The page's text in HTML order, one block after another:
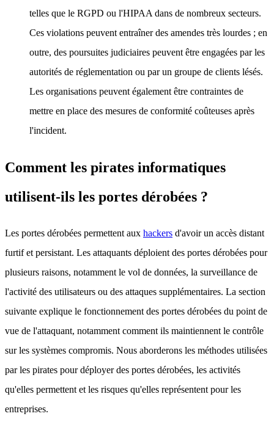
telles que le RGPD ou l'HIPAA dans de nombreux secteurs.
Ces violations peuvent entraîner des amendes très lourdes ; en
outre, des poursuites judiciaires peuvent être engagées par les
autorités de réglementation ou par un groupe de clients lésés.
Les organisations peuvent également être contraintes de
mettre en place des mesures de conformité coûteuses après
l'incident.
Comment les pirates informatiques
utilisent-ils les portes dérobées ?
Les portes dérobées permettent aux hackers d'avoir un accès distant
furtif et persistant. Les attaquants déploient des portes dérobées pour
plusieurs raisons, notamment le vol de données, la surveillance de
l'activité des utilisateurs ou des attaques supplémentaires. La section
suivante explique le fonctionnement des portes dérobées du point de
vue de l'attaquant, notamment comment ils maintiennent le contrôle
sur les systèmes compromis. Nous aborderons les méthodes utilisées
par les pirates pour déployer des portes dérobées, les activités
qu'elles permettent et les risques qu'elles représentent pour les
entreprises.